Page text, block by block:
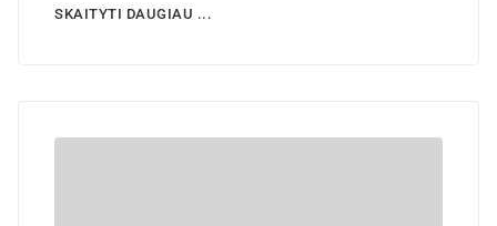
SKAITYTI DAUGIAU ...